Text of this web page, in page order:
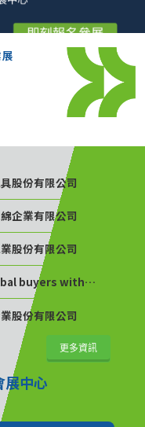
股份有限公司
企業有限公司
股份有限公司
buyers with
股份有限公司
更多資訊
展中心